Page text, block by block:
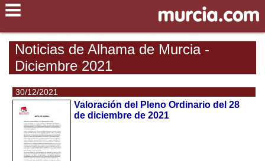
Noticias de Alhama de Murcia -
Diciembre 2021
30/12/2021
Valoración del Pleno Ordinario del 28
de diciembre de 2021